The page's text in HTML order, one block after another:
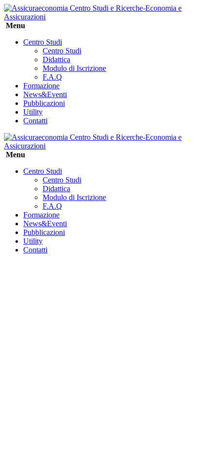
Menu
Centro Studi
Centro Studi
Didattica
Modulo di Iscrizione
F.A.Q
Formazione
News&Eventi
Pubblicazioni
Utility
Contatti
Menu
Centro Studi
Centro Studi
Didattica
Modulo di Iscrizione
F.A.Q
Formazione
News&Eventi
Pubblicazioni
Utility
Contatti